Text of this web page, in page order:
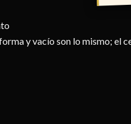
y vacío son lo mismo; el